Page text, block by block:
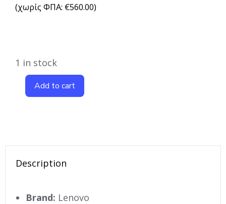
(χωρίς ΦΠΑ: €560.00)
1 in stock
Add to cart
Description
Brand: Lenovo